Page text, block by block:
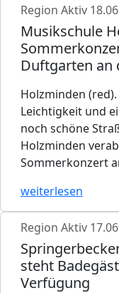
Region Aktiv
Musikschule
Duftgarten an
Holzminden
Leichtigkeit und
noch schöne
Holzminden
Sommerkonzert
weiterlesen
Region Aktiv
steht
Verfügung